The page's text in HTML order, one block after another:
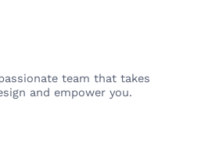
team that takes
and empower you.